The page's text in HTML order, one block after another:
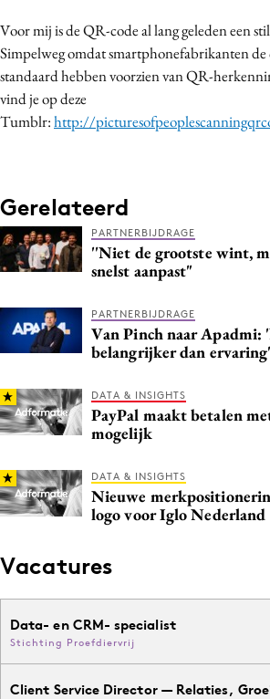
Martech
Media
Merkstrategie
PR
Reputatie & crisis
Voor mij is de QR-code al lang geleden een
Simpelweg omdat smartphonefabrikanten
standaard hebben voorzien van QR-
vind je op deze
Tumblr:http://
Gerelateerd
PARTNERBIJDRAGE
''Niet de grootste wint,
snelst aanpast"
PARTNERBIJDRAGE
Van Pinch naar Apadmi:
belangrijker dan ervaring'
DATA & INSIGHTS
PayPal maakt betalen
mogelijk
DATA & INSIGHTS
Nieuwe
logo voor Iglo Nederland
Vacatures
Data- en CRM- specialist
Stichting Proefdiervrij
Client Service Director — Relaties,